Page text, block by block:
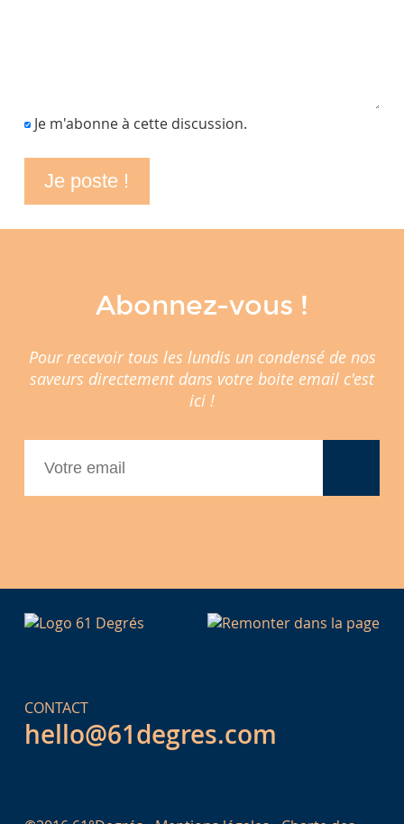
Je m'abonne à cette discussion.
Abonnez-vous !
Pour recevoir tous les lundis un condensé de nos
saveurs directement dans votre boite email c'est
ici !
CONTACT
hello@61degres.com